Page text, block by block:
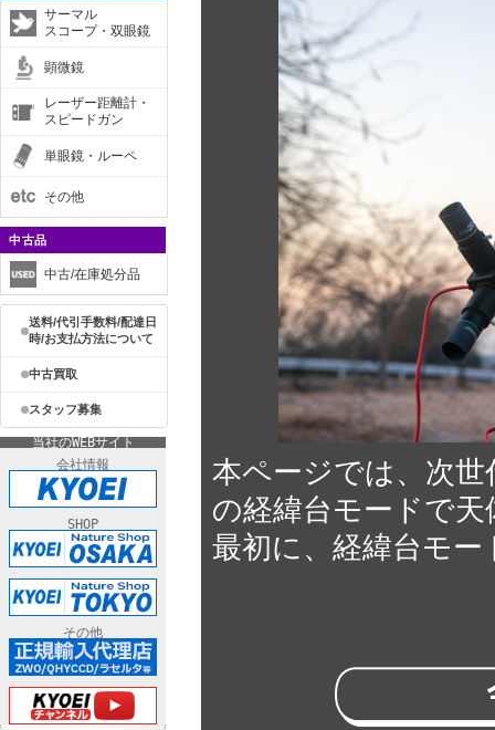
サーマル
スコープ・双眼鏡
顕微鏡
レーザー距離計・
スピードガン
単眼鏡・ルーペ
その他
中古品
中古/在庫処分品
送料/代引手数料/配達日
時/お支払方法について
中古買取
スタッフ募集
当社のWEBサイト
会社情報
SHOP
その他
本ページでは、次世
の経緯台モードで
最初に、経緯台モ